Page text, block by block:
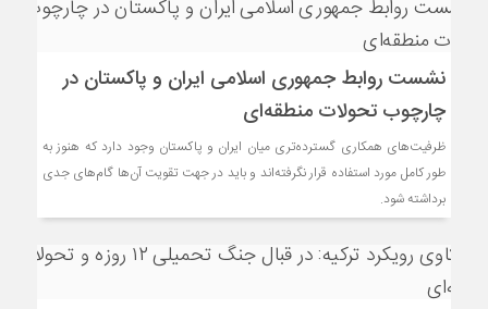
نشست روابط جمهوری اسلامی ایران و پاکستان در
چارچوب تحولات منطقه‌ای
ظرفیت‌های همکاری گسترده‌تری میان ایران و پاکستان وجود دارد که هنوز به
طور کامل مورد استفاده قرار نگرفته‌اند و باید در جهت تقویت آن‌ها گام‌های جدی
برداشته شود.